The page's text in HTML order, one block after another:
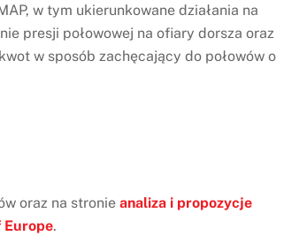
w tym ukierunkowane działania na
presji połowowej na ofiary dorsza oraz
w sposób zachęcający do połowów o
oraz na stronie analiza i propozycje
Europe.